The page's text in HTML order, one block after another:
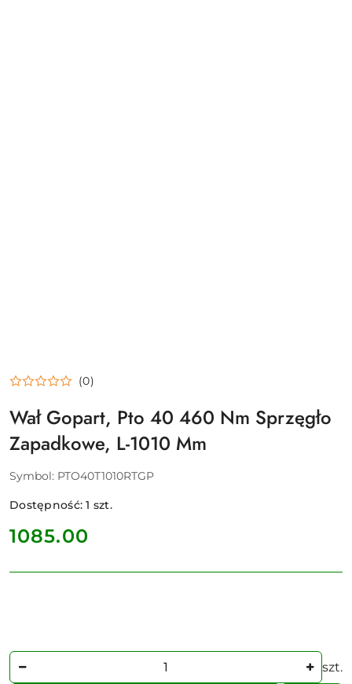
(0)
Wał Gopart, Pto 40 460 Nm Sprzęgło
Zapadkowe, L-1010 Mm
Symbol: PTO40T1010RTGP
Dostępność:1 szt.
cena:
1085.00
Ilość szt.